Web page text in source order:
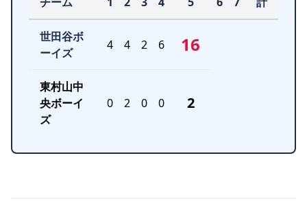
世田谷ボ
ーイズ
4 4 2 6 16
東村山中
央ボーイ
ズ
0 2 0 0 2